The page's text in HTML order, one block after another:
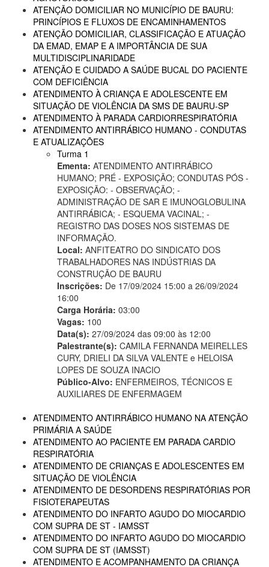
ATENÇÃO DOMICILIAR NO MUNICÍPIO DE BAURU:
PRINCÍPIOS E FLUXOS DE ENCAMINHAMENTOS
ATENÇÃO DOMICILIAR, CLASSIFICAÇÃO E ATUAÇÃO
DA EMAD, EMAP E A IMPORTÂNCIA DE SUA
MULTIDISCIPLINARIDADE
ATENÇÃO E CUIDADO A SAÚDE BUCAL DO PACIENTE
COM DEFICIÊNCIA
ATENDIMENTO À CRIANÇA E ADOLESCENTE EM
SITUAÇÃO DE VIOLÊNCIA DA SMS DE BAURU-SP
ATENDIMENTO À PARADA CARDIORRESPIRATÓRIA
ATENDIMENTO ANTIRRÁBICO HUMANO - CONDUTAS
E ATUALIZAÇÕES
Turma 1
Ementa: ATENDIMENTO ANTIRRÁBICO
HUMANO; PRÉ - EXPOSIÇÃO; CONDUTAS PÓS -
EXPOSIÇÃO: - OBSERVAÇÃO; -
ADMINISTRAÇÃO DE SAR E IMUNOGLOBULINA
ANTIRRÁBICA; - ESQUEMA VACINAL; -
REGISTRO DAS DOSES NOS SISTEMAS DE
INFORMAÇÃO.
Local: ANFITEATRO DO SINDICATO DOS
TRABALHADORES NAS INDÚSTRIAS DA
CONSTRUÇÃO DE BAURU
Inscrições: De 17/09/2024 15:00 a 26/09/2024
16:00
Carga Horária: 03:00
Vagas: 100
Data(s): 27/09/2024 das 09:00 às 12:00
Palestrante(s): CAMILA FERNANDA MEIRELLES
CURY, DRIELI DA SILVA VALENTE e HELOISA
LOPES DE SOUZA INACIO
Público-Alvo: ENFERMEIROS, TÉCNICOS E
AUXILIARES DE ENFERMAGEM
ATENDIMENTO ANTIRRÁBICO HUMANO NA ATENÇÃO
PRIMÁRIA A SAÚDE
ATENDIMENTO AO PACIENTE EM PARADA CARDIO
RESPIRATÓRIA
ATENDIMENTO DE CRIANÇAS E ADOLESCENTES EM
SITUAÇÃO DE VIOLÊNCIA
ATENDIMENTO DE DESORDENS RESPIRATÓRIAS POR
FISIOTERAPEUTAS
ATENDIMENTO DO INFARTO AGUDO DO MIOCARDIO
COM SUPRA DE ST - IAMSST
ATENDIMENTO DO INFARTO AGUDO DO MIOCARDIO
COM SUPRA DE ST (IAMSST)
ATENDIMENTO E ACOMPANHAMENTO DA CRIANÇA